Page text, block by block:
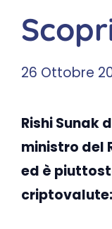
26 Ottobre
Rishi Sunak
ministro del
ed è